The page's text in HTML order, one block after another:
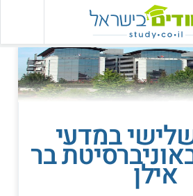
במדעיבר אילן